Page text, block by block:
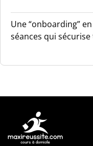
Une “onboarding”
séances qui